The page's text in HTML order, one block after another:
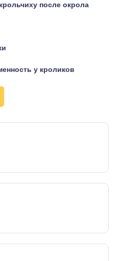
после окрола
у кроликов